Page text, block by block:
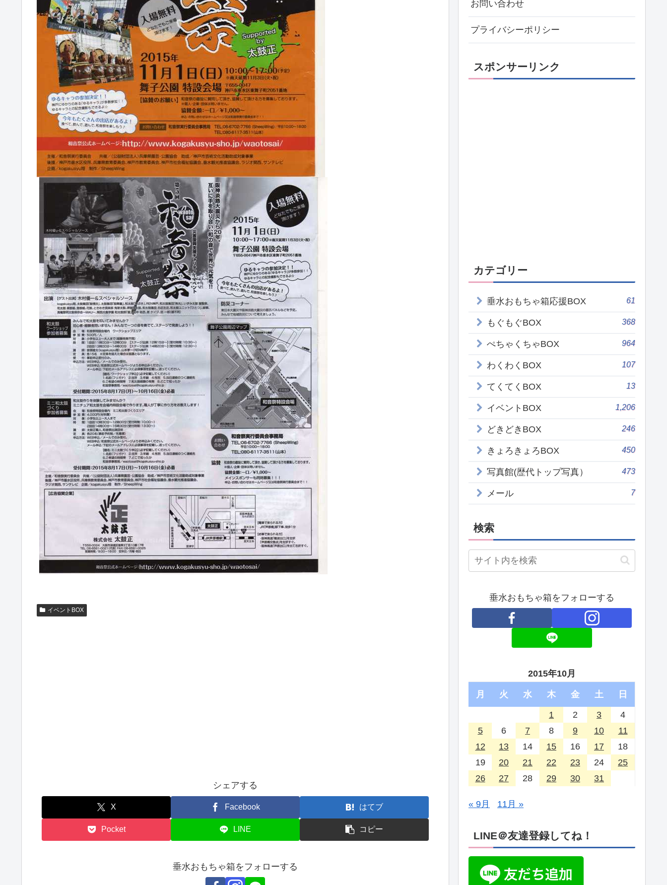
イベントBOX
シェアする
X Facebook はてブ
Pocket LINE コピー
垂水おもちゃ箱をフォローする
お問い合わせ
プライバシーポリシー
スポンサーリンク
カテゴリー
垂水おもちゃ箱応援BOX 61
もぐもぐBOX 368
ぺちゃくちゃBOX 964
わくわくBOX 107
てくてくBOX 13
イベントBOX 1,206
どきどきBOX 246
きょろきょろBOX 450
写真館(歴代トップ写真） 473
メール 7
検索
垂水おもちゃ箱をフォローする
2015年10月
月 火 水 木 金 土 日
1 2 3
4
5
6 7 8 9 10
11
12
13 14 15 16 17
18
19
20 21 22 23 24
25
26
27 28 29 30 31
« 9月 11月 »
LINE＠友達登録してね！